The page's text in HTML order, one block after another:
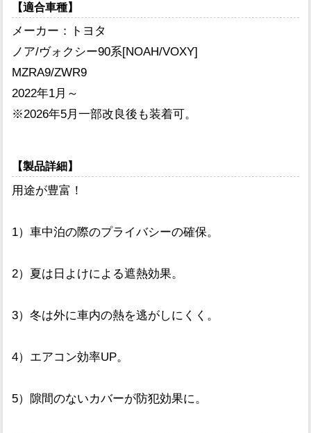
【適合車種】
メーカー：トヨタ
ノア/ヴォクシー90系[NOAH/VOXY]
MZRA9/ZWR9
2022年1月～
※2026年5月一部改良後も装着可。
【製品詳細】
用途が豊富！
1）車中泊の際のプライバシーの確保。
2）夏は日よけによる遮熱効果。
3）冬は外に車内の熱を逃がしにくく。
4）エアコン効率UP。
5）隙間のないカバーが防犯効果に。